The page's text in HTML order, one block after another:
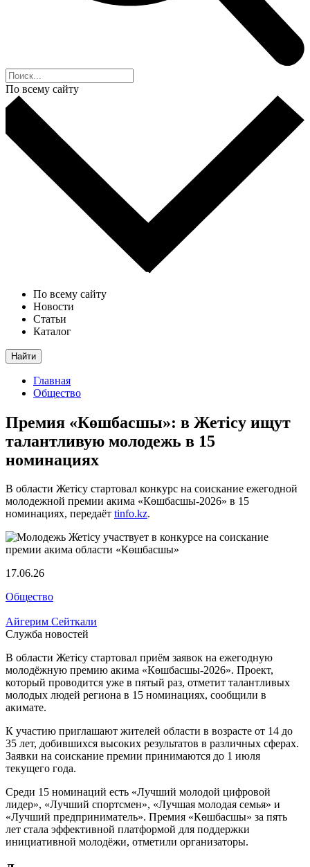
По всему сайту
По всему сайту
Новости
Статьи
Каталог
Найти
Главная
Общество
Премия «Көшбасшы»: в Жетісу ищут
талантливую молодежь в 15
номинациях
В области Жетісу стартовал конкурс на соискание ежегодной
молодежной премии акима «Көшбасшы-2026» в 15
номинациях, передаёт tinfo.kz.
17.06.26
Общество
Айгерим Сейткали
Служба новостей
В области Жетісу стартовал приём заявок на ежегодную
молодёжную премию акима «Көшбасшы-2026». Проект,
который проводится уже в пятый раз, отметит талантливых
молодых людей региона в 15 номинациях, сообщили в
акимате.
К участию приглашают жителей области в возрасте от 14 до
35 лет, добившихся высоких результатов в различных сферах.
Заявки на соискание премии принимаются до 1 июля
текущего года.
Среди 15 номинаций есть «Лучший молодой цифровой
лидер», «Лучший спортсмен», «Лучшая молодая семья» и
«Лучший предприниматель». Премия «Көшбасшы» за пять
лет стала эффективной платформой для поддержки
инициативной молодёжи, отметили организаторы.